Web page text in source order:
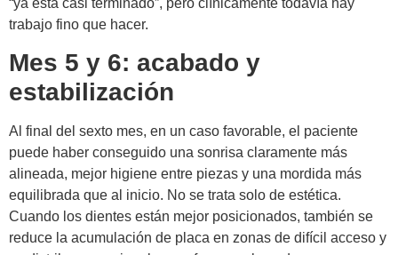
trabajo fino que hacer.
Mes 5 y 6: acabado y
estabilización
Al final del sexto mes, en un caso favorable, el paciente
puede haber conseguido una sonrisa claramente más
alineada, mejor higiene entre piezas y una mordida más
equilibrada que al inicio. No se trata solo de estética.
Cuando los dientes están mejor posicionados, también se
reduce la acumulación de placa en zonas de difícil acceso y